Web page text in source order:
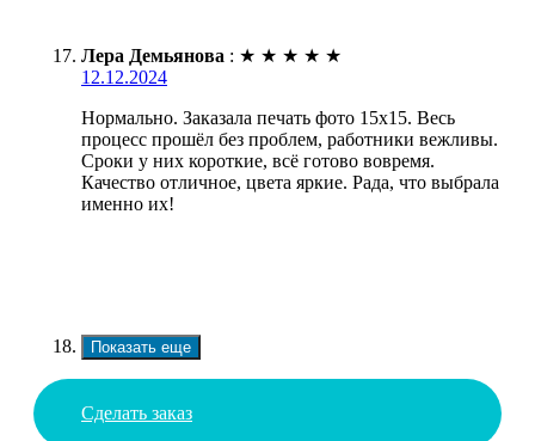
Лера Демьянова : ★ ★ ★ ★ ★
12.12.2024
Нормально. Заказала печать фото 15х15. Весь
процесс прошёл без проблем, работники вежливы.
Сроки у них короткие, всё готово вовремя.
Качество отличное, цвета яркие. Рада, что выбрала
именно их!
Показать еще
Сделать заказ